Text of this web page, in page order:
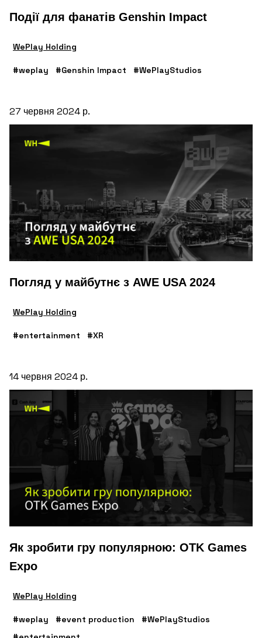
Події для фанатів Genshin Impact
WePlay Holding
#weplay #Genshin Impact #WePlayStudios
27 червня 2024 р.
Погляд у майбутнє з AWE USA 2024
WePlay Holding
#entertainment #XR
14 червня 2024 р.
Як зробити гру популярною: OTK Games
Expo
WePlay Holding
#weplay #event production
#WePlayStudios